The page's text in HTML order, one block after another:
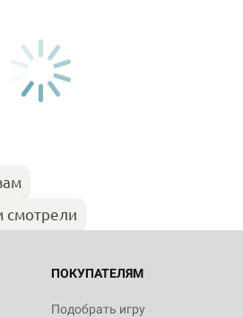
смотрели
ПОКУПАТЕЛЯМ
Подобрать игру